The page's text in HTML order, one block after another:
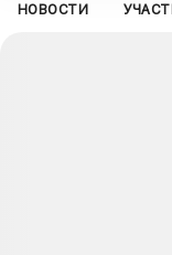
НОВОСТИ